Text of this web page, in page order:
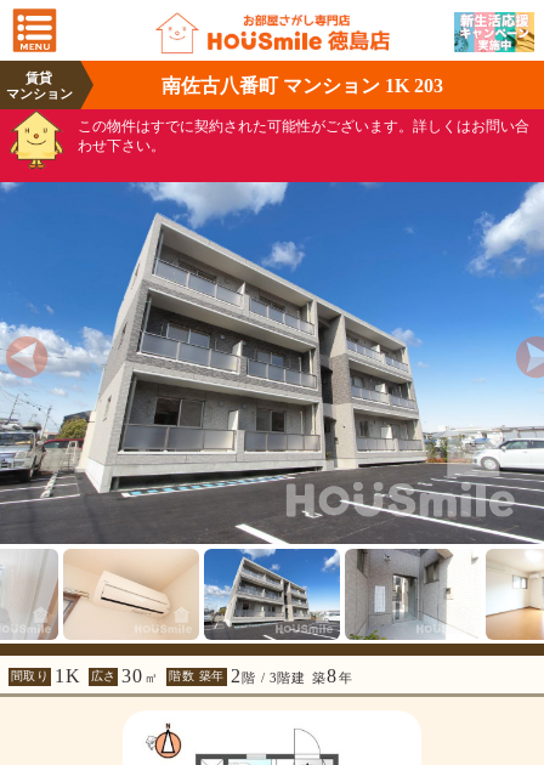
賃貸
マンション
南佐古八番町 マンション 1K 203
この物件はすでに契約された可能性がございます。詳しくはお問い合
わせ下さい。
間取り 1K 広さ 30 ㎡ 階数 築年 2階 / 3階建 築8年